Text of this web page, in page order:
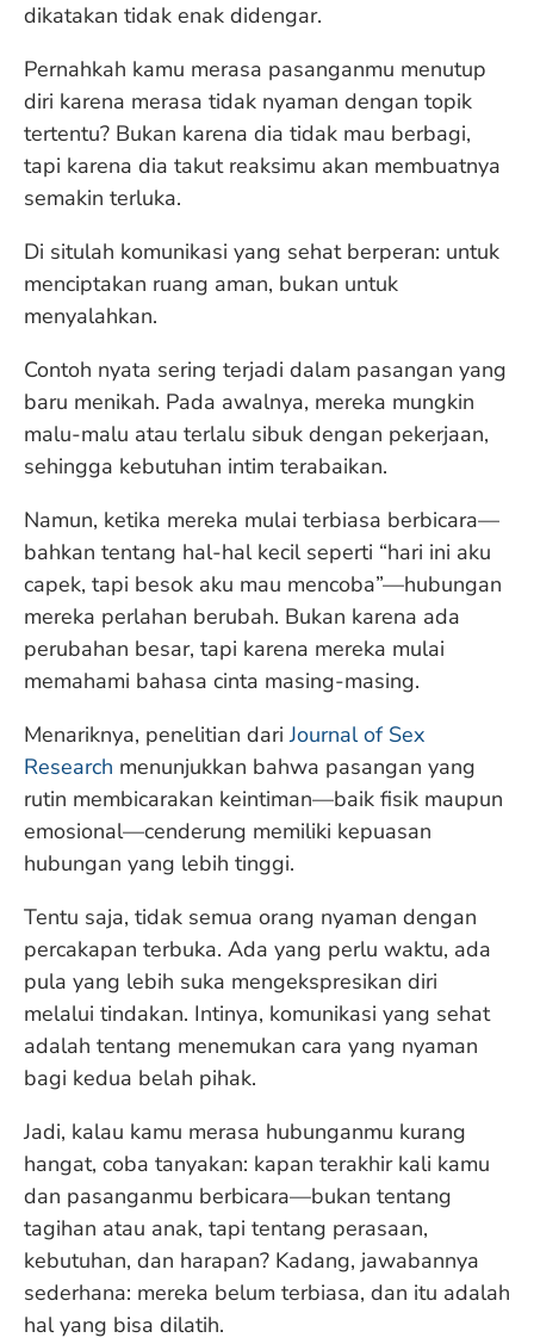
dikatakan tidak enak didengar.
Pernahkah kamu merasa pasanganmu menutup
diri karena merasa tidak nyaman dengan topik
tertentu? Bukan karena dia tidak mau berbagi,
tapi karena dia takut reaksimu akan membuatnya
semakin terluka.
Di situlah komunikasi yang sehat berperan: untuk
menciptakan ruang aman, bukan untuk
menyalahkan.
Contoh nyata sering terjadi dalam pasangan yang
baru menikah. Pada awalnya, mereka mungkin
malu-malu atau terlalu sibuk dengan pekerjaan,
sehingga kebutuhan intim terabaikan.
Namun, ketika mereka mulai terbiasa berbicara—
bahkan tentang hal-hal kecil seperti “hari ini aku
capek, tapi besok aku mau mencoba”—hubungan
mereka perlahan berubah. Bukan karena ada
perubahan besar, tapi karena mereka mulai
memahami bahasa cinta masing-masing.
Menariknya, penelitian dariJournal of Sex
Research menunjukkan bahwa pasangan yang
rutin membicarakan keintiman—baik fisik maupun
emosional—cenderung memiliki kepuasan
hubungan yang lebih tinggi.
Tentu saja, tidak semua orang nyaman dengan
percakapan terbuka. Ada yang perlu waktu, ada
pula yang lebih suka mengekspresikan diri
melalui tindakan. Intinya, komunikasi yang sehat
adalah tentang menemukan cara yang nyaman
bagi kedua belah pihak.
Jadi, kalau kamu merasa hubunganmu kurang
hangat, coba tanyakan: kapan terakhir kali kamu
dan pasanganmu berbicara—bukan tentang
tagihan atau anak, tapi tentang perasaan,
kebutuhan, dan harapan? Kadang, jawabannya
sederhana: mereka belum terbiasa, dan itu adalah
hal yang bisa dilatih.